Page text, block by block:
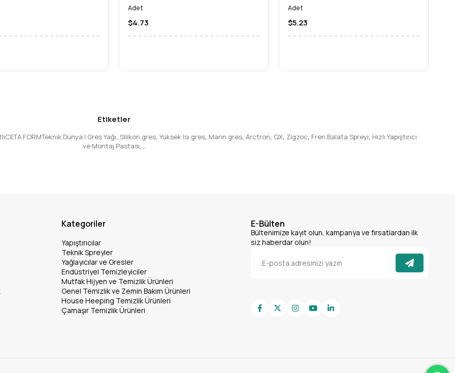
Adet
$4.73
Adet
$5.23
Etiketler
FORMTeknik Dünya | Gres Yağı, Silikon gres, Yüksek Isı gres, Marin gres, Arctron, QX, Zigzoc, Fren Balata Spreyi, Hızlı Yapıştırıcı
ve Montaj Pastası, ,
Kategoriler
Yapıştırıcılar
Teknik Spreyler
Yağlayıcılar ve Gresler
Endüstriyel Temizleyiciler
Mutfak Hijyen ve Temizlik Ürünleri
Genel Temizlik ve Zemin Bakım Ürünleri
House Heeping Temizlik Ürünleri
Çamaşır Temizlik Ürünleri
E-Bülten
Bültenimize kayıt olun, kampanya ve fırsatlardan ilk
siz haberdar olun!